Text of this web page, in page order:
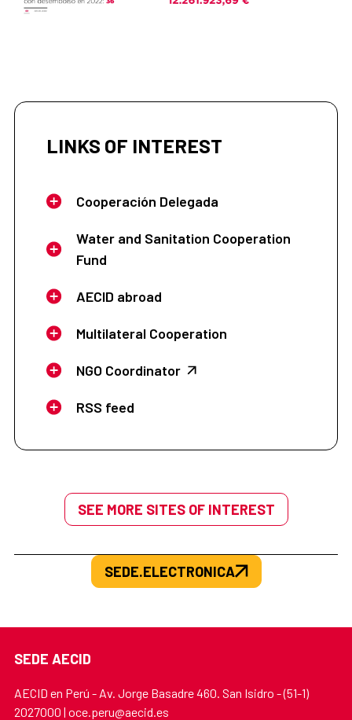
LINKS OF INTEREST
Cooperación Delegada
Water and Sanitation Cooperation
Fund
AECID abroad
Multilateral Cooperation
NGO Coordinator
RSS feed
SEE MORE SITES OF INTEREST
SEDE.ELECTRONICA
SEDE AECID
AECID en Perú - Av. Jorge Basadre 460. San Isidro - (51-1)
2027000 | oce.peru@aecid.es